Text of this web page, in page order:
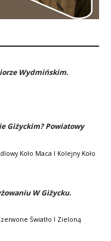
Wydmińskim.
Giżyckim? Powiatowy
Koło Maca I Kolejny Koło
W Giżycku.
Światło I Zieloną